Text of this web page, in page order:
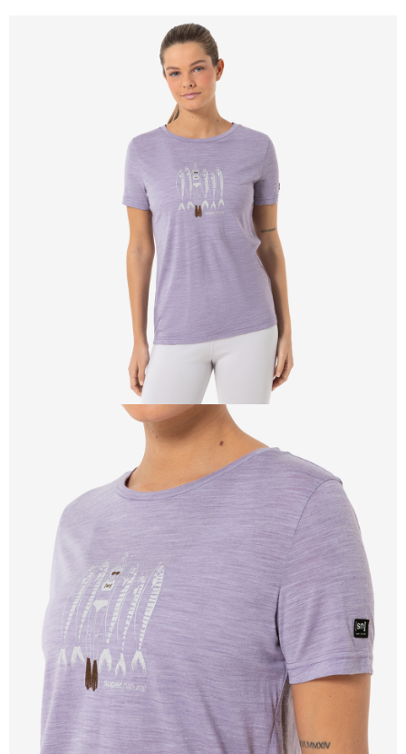
每筆NT$100，滿NT$2,000(含以上)免運費
每筆NT$100，滿NT$2,000(含以上)免運費